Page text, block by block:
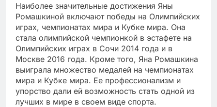
Наиболее значительные достижения Яны
Ромашкиной включают победы на Олимпийских
играх, чемпионатах мира и Кубке мира. Она
стала олимпийской чемпионкой в эстафете на
Олимпийских играх в Сочи 2014 года и в
Москве 2016 года. Кроме того, Яна Ромашкина
выиграла множество медалей на чемпионатах
мира и Кубке мира. Ее профессионализм и
упорство дали ей возможность стать одной из
лучших в мире в своем виде спорта.